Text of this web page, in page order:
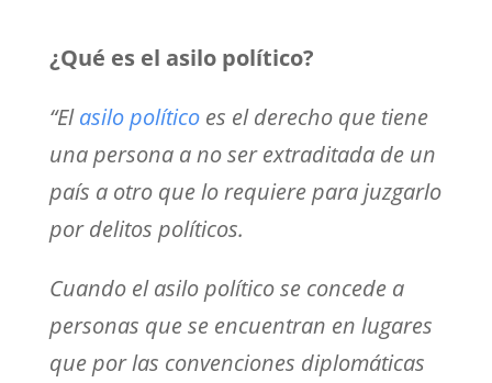
¿Qué es el asilo político?
“Elasilo político es el derecho que tiene
una persona a no ser extraditada de un
país a otro que lo requiere para juzgarlo
por delitos políticos.
Cuando el asilo político se concede a
personas que se encuentran en lugares
que por las convenciones diplomáticas